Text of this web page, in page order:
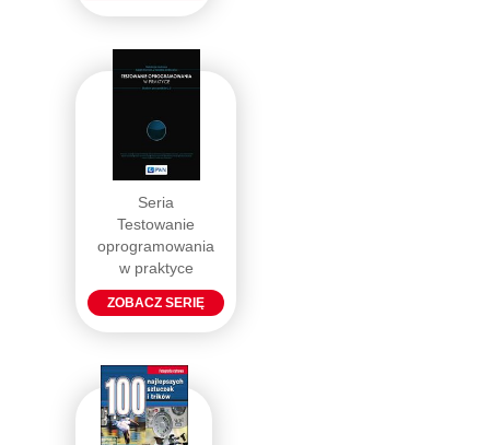
Seria
Testowanie
oprogramowania
w praktyce
ZOBACZ SERIĘ